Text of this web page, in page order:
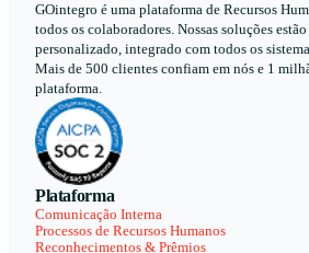
GOintegro é uma plataforma de Recursos
todos os colaboradores. Nossas soluções
personalizado, integrado com todos os
Mais de 500 clientes confiam em nós e 1
plataforma.
Plataforma
Comunicação Interna
Processos de Recursos Humanos
Reconhecimentos & Prêmios